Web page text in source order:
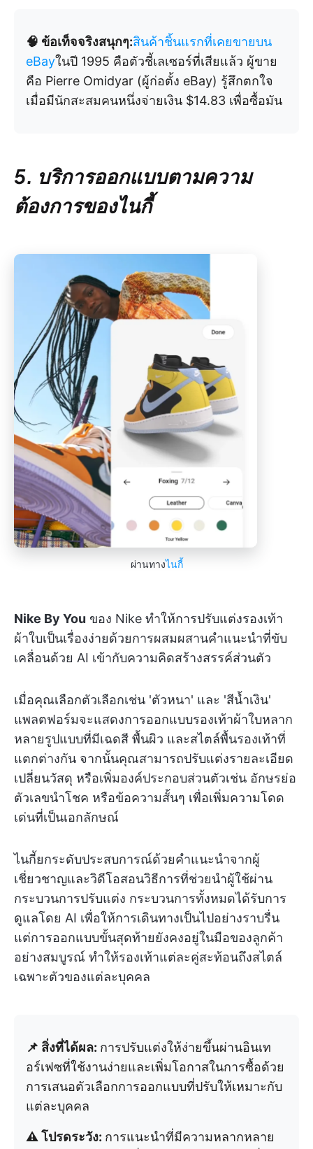
🧠 ข้อเท็จจริงสนุกๆ:สินค้าชิ้นแรกที่เคยขายบน
eBayในปี 1995 คือตัวชี้เลเซอร์ที่เสียแล้ว ผู้ขาย
คือ Pierre Omidyar (ผู้ก่อตั้ง eBay) รู้สึกตกใจ
เมื่อมีนักสะสมคนหนึ่งจ่ายเงิน $14.83 เพื่อซื้อมัน
5. บริการออกแบบตามความ
ต้องการของไนกี้
ผ่านทางไนกี้
Nike By You ของ Nike ทำให้การปรับแต่งรองเท้า
ผ้าใบเป็นเรื่องง่ายด้วยการผสมผสานคำแนะนำที่ขับ
เคลื่อนด้วย AI เข้ากับความคิดสร้างสรรค์ส่วนตัว
เมื่อคุณเลือกตัวเลือกเช่น 'ตัวหนา' และ 'สีน้ำเงิน'
แพลตฟอร์มจะแสดงการออกแบบรองเท้าผ้าใบหลาก
หลายรูปแบบที่มีเฉดสี พื้นผิว และสไตล์พื้นรองเท้าที่
แตกต่างกัน จากนั้นคุณสามารถปรับแต่งรายละเอียด
เปลี่ยนวัสดุ หรือเพิ่มองค์ประกอบส่วนตัวเช่น อักษรย่อ
ตัวเลขนำโชค หรือข้อความสั้นๆ เพื่อเพิ่มความโดด
เด่นที่เป็นเอกลักษณ์
ไนกี้ยกระดับประสบการณ์ด้วยคำแนะนำจากผู้
เชี่ยวชาญและวิดีโอสอนวิธีการที่ช่วยนำผู้ใช้ผ่าน
กระบวนการปรับแต่ง กระบวนการทั้งหมดได้รับการ
ดูแลโดย AI เพื่อให้การเดินทางเป็นไปอย่างราบรื่น
แต่การออกแบบขั้นสุดท้ายยังคงอยู่ในมือของลูกค้า
อย่างสมบูรณ์ ทำให้รองเท้าแต่ละคู่สะท้อนถึงสไตล์
เฉพาะตัวของแต่ละบุคคล
📌 สิ่งที่ได้ผล: การปรับแต่งให้ง่ายขึ้นผ่านอินเท
อร์เฟซที่ใช้งานง่ายและเพิ่มโอกาสในการซื้อด้วย
การเสนอตัวเลือกการออกแบบที่ปรับให้เหมาะกับ
แต่ละบุคคล
⚠️ โปรดระวัง: การแนะนำที่มีความหลากหลาย